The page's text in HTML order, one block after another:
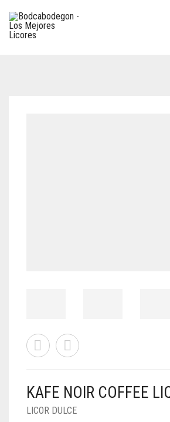
KAFE NOIR COFFEE
LICOR DULCE